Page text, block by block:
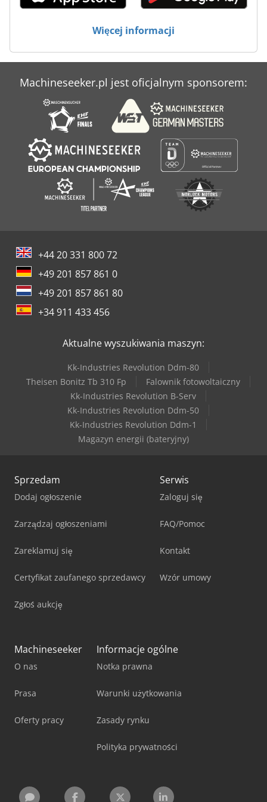
Więcej informacji
Machineseeker.pl jest oficjalnym sponsorem:
+44 20 331 800 72
+49 201 857 861 0
+49 201 857 861 80
+34 911 433 456
Aktualne wyszukiwania maszyn:
Kk-Industries Revolution Ddm-80
Theisen Bonitz Tb 310 Fp
Falownik fotowoltaiczny
Kk-Industries Revolution B-Serv
Kk-Industries Revolution Ddm-50
Kk-Industries Revolution Ddm-1
Magazyn energii (bateryjny)
Sprzedam
Dodaj ogłoszenie
Zarządzaj ogłoszeniami
Zareklamuj się
Certyfikat zaufanego sprzedawcy
Zgłoś aukcję
Serwis
Zaloguj się
FAQ/Pomoc
Kontakt
Wzór umowy
Machineseeker
O nas
Prasa
Oferty pracy
Informacje ogólne
Notka prawna
Warunki użytkowania
Zasady rynku
Polityka prywatności